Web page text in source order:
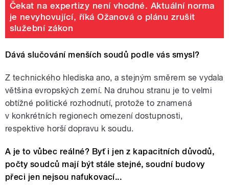
Čekat na expertizy není vhodné. Aktuální norma
je nevyhovující, říká Ožanová o plánu zrušit
služební zákon
Dává slučování menších soudů podle vás smysl?
Z technického hlediska ano, a stejným směrem se vydala
většina evropských zemí. Na druhou stranu je to velmi
obtížné politické rozhodnutí, protože to znamená
v konkrétních regionech omezení dostupnosti,
respektive horší dopravu k soudu.
A je to vůbec reálné? Byť i jen z kapacitních důvodů,
počty soudců mají být stále stejné, soudní budovy
přeci jen nejsou nafukovací...